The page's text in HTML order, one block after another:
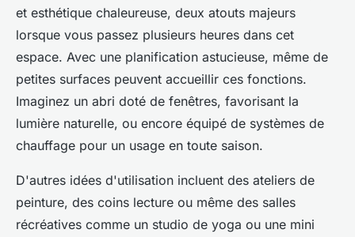
et esthétique chaleureuse, deux atouts majeurs
lorsque vous passez plusieurs heures dans cet
espace. Avec une planification astucieuse, même de
petites surfaces peuvent accueillir ces fonctions.
Imaginez un abri doté de fenêtres, favorisant la
lumière naturelle, ou encore équipé de systèmes de
chauffage pour un usage en toute saison.
D'autres idées d'utilisation incluent des ateliers de
peinture, des coins lecture ou même des salles
récréatives comme un studio de yoga ou une mini